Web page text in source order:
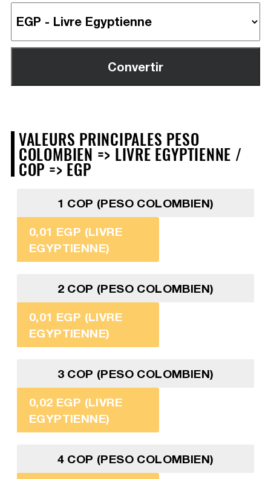
VALEURS PRINCIPALES PESO
COLOMBIEN => LIVRE EGYPTIENNE /
COP => EGP
1 COP (PESO COLOMBIEN)
0,01 EGP (LIVRE
EGYPTIENNE)
2 COP (PESO COLOMBIEN)
0,01 EGP (LIVRE
EGYPTIENNE)
3 COP (PESO COLOMBIEN)
0,02 EGP (LIVRE
EGYPTIENNE)
4 COP (PESO COLOMBIEN)